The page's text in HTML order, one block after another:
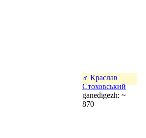
♂ Краслав
Стоховський
ganedigezh: ~
870